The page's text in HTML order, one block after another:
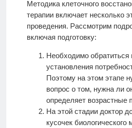
Методика клеточного
терапии включает несколько
проведения. Рассмотрим
включая подготовку:
Необходимо обратиться
установления
Поэтому на этом этапе
вопрос о том, нужна ли
определяет возрастные
На этой стадии доктор
кусочек биологического